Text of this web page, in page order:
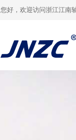
您好，欢迎访问浙江江南